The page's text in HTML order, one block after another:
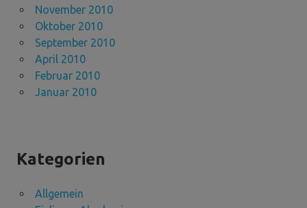
November 2010
Oktober 2010
September 2010
April 2010
Februar 2010
Januar 2010
Kategorien
Allgemein